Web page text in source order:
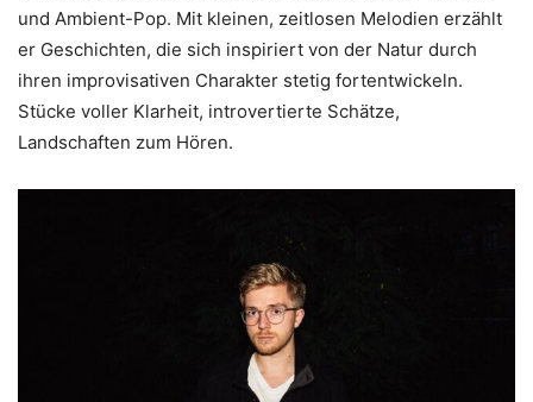
und Ambient-Pop. Mit kleinen, zeitlosen Melodien erzählt
er Geschichten, die sich inspiriert von der Natur durch
ihren improvisativen Charakter stetig fortentwickeln.
Stücke voller Klarheit, introvertierte Schätze,
Landschaften zum Hören.